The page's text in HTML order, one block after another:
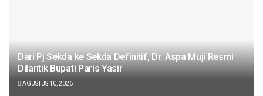
Dari Pj Sekda ke Sekda Definitif, Dr. Aspa Muji Resmi
Dilantik Bupati Paris Yasir
AGUSTUS 10, 2026